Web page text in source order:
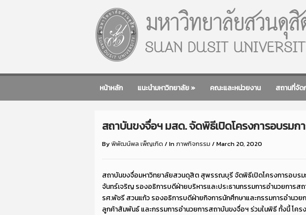
หน้าหลัก แนะนำมหาวิทยาลัย» คณะและหน่วยงาน สถานที่จัด
สถาบันขงจื่อฯ มสด. จัดพิธีเปิดโครงการอบรม
Byพิพัฒน์พล เพ็ญเกิด / Inภาพกิจกรรม / March 20, 2020
สถาบันขงจื่อมหาวิทยาลัยสวนดุสิต สุพรรณบุรี จัดพิธีเปิดโครงการอบร
จันทร์เจริญ รองอธิการบดีฝ่ายบริหารและประธานกรรมการอำนวยการ
รศ.พัชรี สวนแก้ว รองอธิการบดีฝ่ายกิจการนักศึกษาและกรรมการอำนว
ลูกค้าสัมพันธ์ และกรรมการอำนวยการสถาบันขงจื่อฯ ร่วมในพิธี ทั้งนี้ โ